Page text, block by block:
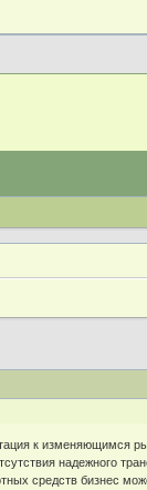
к изменяющимся
надежного
средств бизнес